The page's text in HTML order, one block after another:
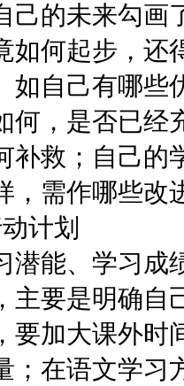
的未来勾画
如何起步，还
如自己有哪
何，是否已
补救；自己的
，需作哪些改
计划
能、学习成
主要是明确
要加大课外时
；在语文学习